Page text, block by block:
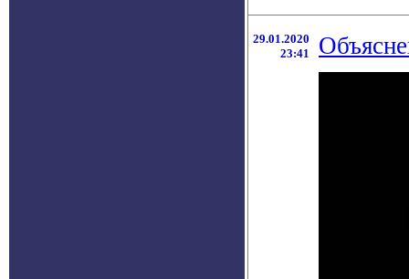
29.01.2020
23:41